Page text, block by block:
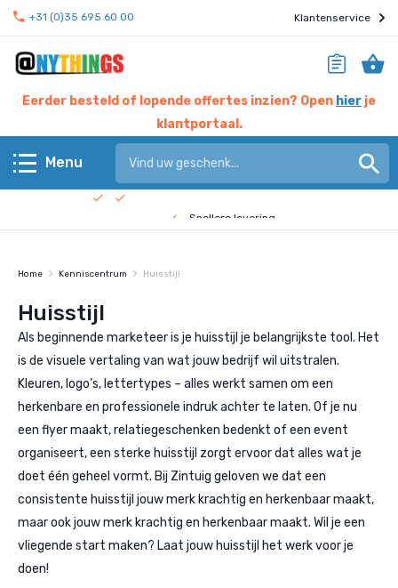
+31 (0)35 695 60 00 Klantenservice
Eerder besteld of lopende offertes inzien? Open hier je
klantportaal.
Menu
Anythings KERN assortiment
Anythings OVERIG assortiment
Pagina's
Nieuws
Hier werken experts voor jou
Snellere levering
Home Kenniscentrum Huisstijl
Huisstijl
Als beginnende marketeer is je huisstijl je belangrijkste tool. Het
is de visuele vertaling van wat jouw bedrijf wil uitstralen.
Kleuren, logo’s, lettertypes – alles werkt samen om een
herkenbare en professionele indruk achter te laten. Of je nu
een flyer maakt, relatiegeschenken bedenkt of een event
organiseert, een sterke huisstijl zorgt ervoor dat alles wat je
doet één geheel vormt. Bij Zintuig geloven we dat een
consistente huisstijl jouw merk krachtig en herkenbaar maakt,
maar ook jouw merk krachtig en herkenbaar maakt. Wil je een
vliegende start maken? Laat jouw huisstijl het werk voor je
doen!